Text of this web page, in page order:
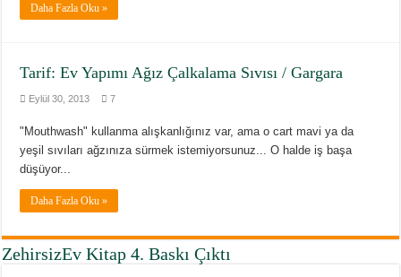
Daha Fazla Oku »
Tarif: Ev Yapımı Ağız Çalkalama Sıvısı / Gargara
Eylül 30, 2013 7
"Mouthwash" kullanma alışkanlığınız var, ama o cart mavi ya da
yeşil sıvıları ağzınıza sürmek istemiyorsunuz... O halde iş başa
düşüyor...
Daha Fazla Oku »
ZehirsizEv Kitap 4. Baskı Çıktı